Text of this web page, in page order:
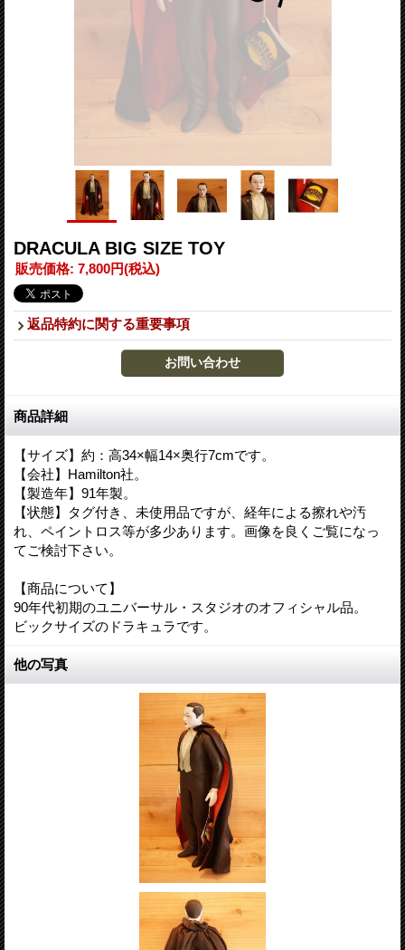
DRACULA BIG SIZE TOY
販売価格: 7,800円(税込)
返品特約に関する重要事項
商品詳細
【サイズ】約：高34×幅14×奥行7cmです。
【会社】Hamilton社。
【製造年】91年製。
【状態】タグ付き、未使用品ですが、経年による擦れや汚
れ、ペイントロス等が多少あります。画像を良くご覧になっ
てご検討下さい。
【商品について】
90年代初期のユニバーサル・スタジオのオフィシャル品。
ビックサイズのドラキュラです。
他の写真